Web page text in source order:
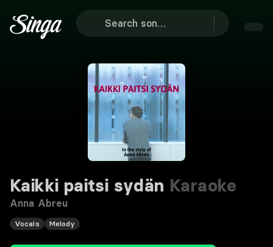
Kaikki paitsi sydän Karaoke
Anna Abreu
Vocals Melody